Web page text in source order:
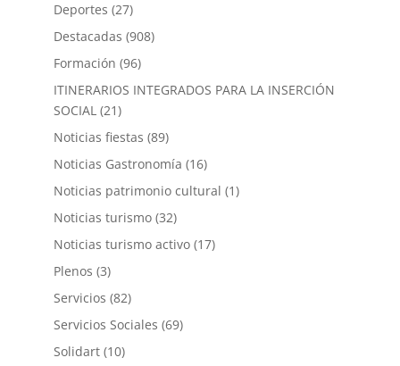
Deportes (27)
Destacadas (908)
Formación (96)
ITINERARIOS INTEGRADOS PARA LA INSERCIÓN
SOCIAL(21)
Noticias fiestas (89)
Noticias Gastronomía (16)
Noticias patrimonio cultural (1)
Noticias turismo(32)
Noticias turismo activo(17)
Plenos (3)
Servicios (82)
Servicios Sociales (69)
Solidart(10)